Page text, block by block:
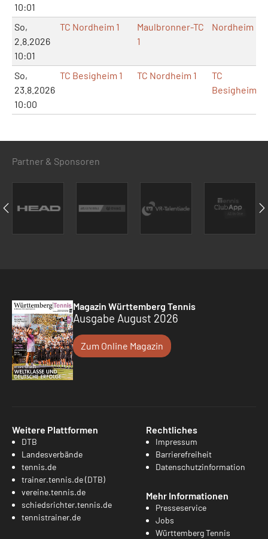
10:01
So,
2.8.2026
10:01
TC Nordheim 1
Maulbronner-TC
1
Nordheim
So,
23.8.2026
10:00
TC Besigheim 1 TC Nordheim 1
TC
Besigheim
Partner & Sponsoren
Magazin Württemberg Tennis
Ausgabe August 2026
Zum Online Magazin
Weitere Plattformen
DTB
Landesverbände
tennis.de
trainer.tennis.de (DTB)
vereine.tennis.de
schiedsrichter.tennis.de
tennistrainer.de
Rechtliches
Impressum
Barrierefreiheit
Datenschutzinformation
Mehr Informationen
Presseservice
Jobs
Württemberg Tennis